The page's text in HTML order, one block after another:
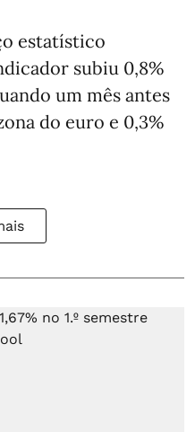
estatístico
subiu 0,8%
um mês antes
do euro e 0,3%